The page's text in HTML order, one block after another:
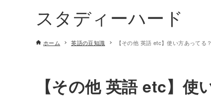
スタディーハード
ホーム 英語の豆知識 【その他 英語 etc】使い方あって
【その他 英語 etc】